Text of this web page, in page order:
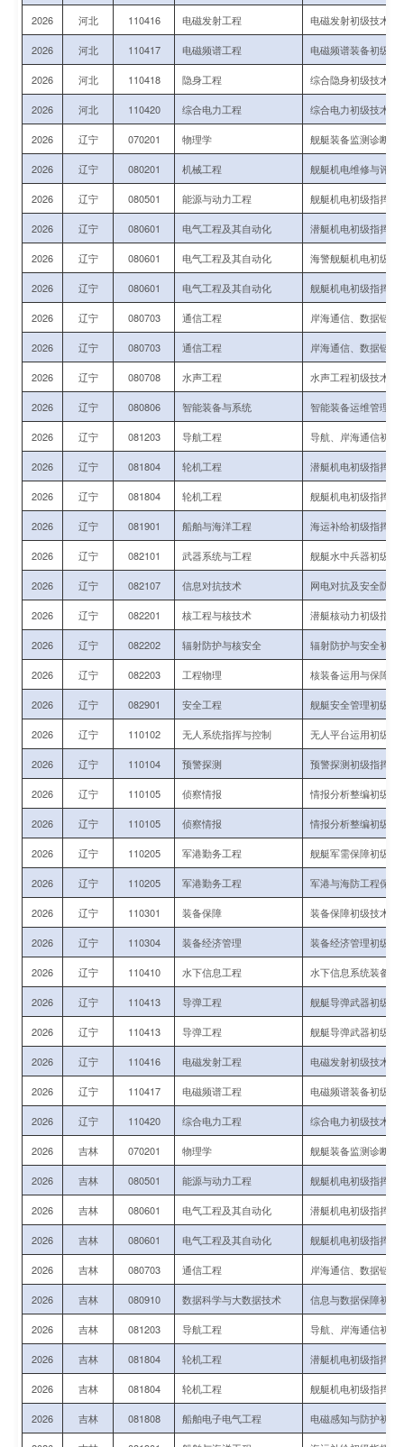
2026 河北 110416 电磁发射工程 电磁发射初级技术军
2026 河北 110417 电磁频谱工程 电磁频谱装备初级指
2026 河北 110418 隐身工程 综合隐身初级技术军
2026 河北 110420 综合电力工程 综合电力初级技术军
2026 辽宁 070201 物理学 舰艇装备监测诊断、
2026 辽宁 080201 机械工程 舰艇机电维修与评估
2026 辽宁 080501 能源与动力工程 舰艇机电初级指挥与
2026 辽宁 080601 电气工程及其自动化 潜艇机电初级指挥与
2026 辽宁 080601 电气工程及其自动化 海警舰艇机电初级指
2026 辽宁 080601 电气工程及其自动化 舰艇机电初级指挥与
2026 辽宁 080703 通信工程 岸海通信、数据链
2026 辽宁 080703 通信工程 岸海通信、数据链
2026 辽宁 080708 水声工程 水声工程初级技术军
2026 辽宁 080806 智能装备与系统 智能装备运维管理初
2026 辽宁 081203 导航工程 导航、岸海通信初级
2026 辽宁 081804 轮机工程 潜艇机电初级指挥与
2026 辽宁 081804 轮机工程 舰艇机电初级指挥与
2026 辽宁 081901 船舶与海洋工程 海运补给初级指挥军
2026 辽宁 082101 武器系统与工程 舰艇水中兵器初级技
2026 辽宁 082107 信息对抗技术 网电对抗及安全防
2026 辽宁 082201 核工程与核技术 潜艇核动力初级指挥
2026 辽宁 082202 辐射防护与核安全 辐射防护与安全初级
2026 辽宁 082203 工程物理 核装备运用与保障初
2026 辽宁 082901 安全工程 舰艇安全管理初级指
2026 辽宁 110102 无人系统指挥与控制 无人平台运用初级指
2026 辽宁 110104 预警探测 预警探测初级指挥与
2026 辽宁 110105 侦察情报 情报分析整编初级指
2026 辽宁 110105 侦察情报 情报分析整编初级指
2026 辽宁 110205 军港勤务工程 舰艇军需保障初级指
2026 辽宁 110205 军港勤务工程 军港与海防工程保障
2026 辽宁 110301 装备保障 装备保障初级技术军
2026 辽宁 110304 装备经济管理 装备经济管理初级技
2026 辽宁 110410 水下信息工程 水下信息系统装备运
2026 辽宁 110413 导弹工程 舰艇导弹武器初级技
2026 辽宁 110413 导弹工程 舰艇导弹武器初级技
2026 辽宁 110416 电磁发射工程 电磁发射初级技术军
2026 辽宁 110417 电磁频谱工程 电磁频谱装备初级指
2026 辽宁 110420 综合电力工程 综合电力初级技术军
2026 吉林 070201 物理学 舰艇装备监测诊断、
2026 吉林 080501 能源与动力工程 舰艇机电初级指挥与
2026 吉林 080601 电气工程及其自动化 潜艇机电初级指挥与
2026 吉林 080601 电气工程及其自动化 舰艇机电初级指挥与
2026 吉林 080703 通信工程 岸海通信、数据链
2026 吉林 080910 数据科学与大数据技术 信息与数据保障初级
2026 吉林 081203 导航工程 导航、岸海通信初级
2026 吉林 081804 轮机工程 潜艇机电初级指挥与
2026 吉林 081804 轮机工程 舰艇机电初级指挥与
2026 吉林 081808 船舶电子电气工程 电磁感知与防护初级